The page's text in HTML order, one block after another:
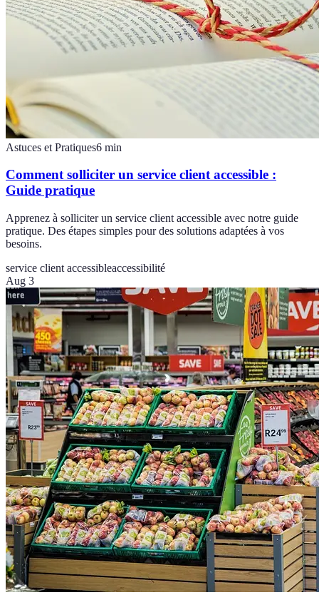
Astuces et Pratiques6 min
Comment solliciter un service client accessible :
Guide pratique
Apprenez à solliciter un service client accessible avec notre guide
pratique. Des étapes simples pour des solutions adaptées à vos
besoins.
service client accessibleaccessibilité
Aug 3